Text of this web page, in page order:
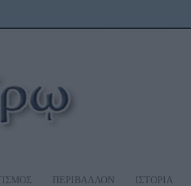
ΠΕΡΙΒΑΛΛΟΝ ΙΣΤΟΡΙΑ